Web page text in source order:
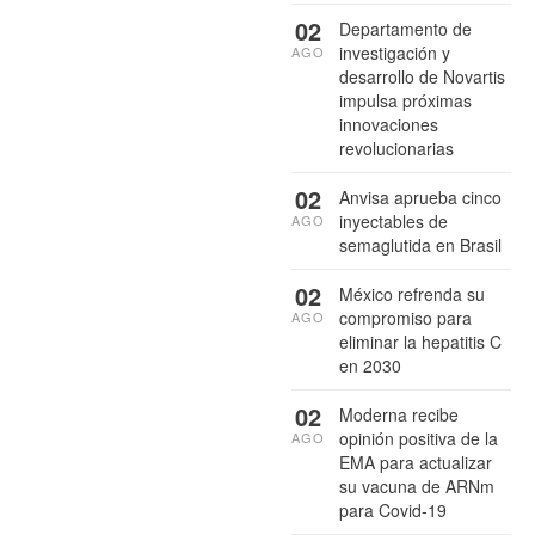
Departamento de
investigación y
desarrollo de Novartis
impulsa próximas
innovaciones
revolucionarias
02
AGO
Anvisa aprueba cinco
inyectables de
semaglutida en Brasil
02
AGO
México refrenda su
compromiso para
eliminar la hepatitis C
en 2030
02
AGO
Moderna recibe
opinión positiva de la
EMA para actualizar
su vacuna de ARNm
para Covid-19
02
AGO